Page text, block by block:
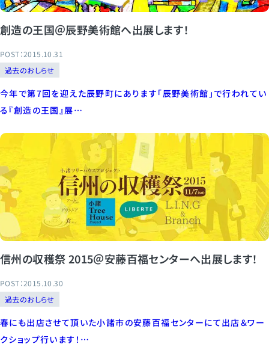
創造の王国＠辰野美術館へ出展します！
POST：2015.10.31
過去のおしらせ
今年で第7回を迎えた辰野町にあります「辰野美術館」で行われてい
る『創造の王国』展…
信州の収穫祭 2015＠安藤百福センターへ出展します！
POST：2015.10.30
過去のおしらせ
春にも出店させて頂いた小諸市の安藤百福センターにて出店＆ワー
クショップ行います！…